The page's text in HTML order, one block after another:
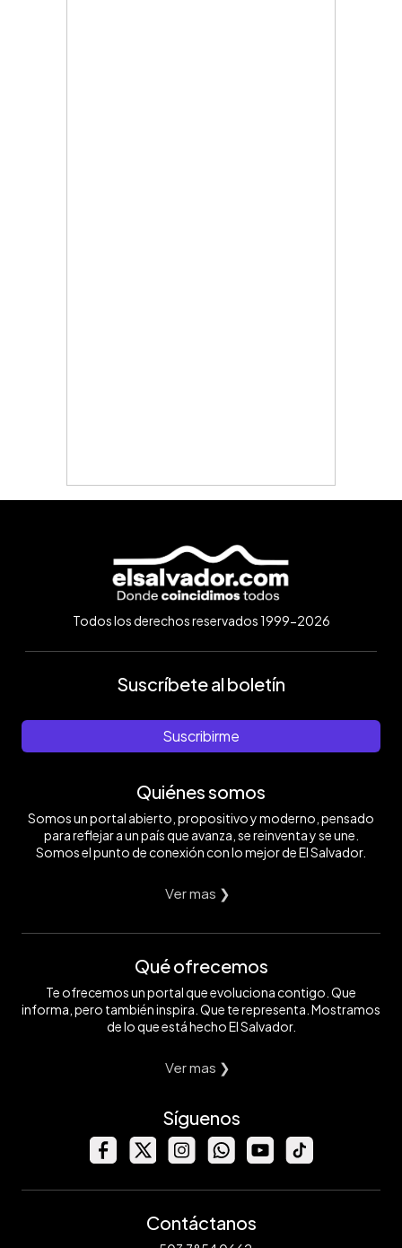
Todos los derechos reservados 1999-2026
Suscríbete al boletín
Suscribirme
Quiénes somos
Somos un portal abierto, propositivo y moderno, pensado
para reflejar a un país que avanza, se reinventa y se une.
Somos el punto de conexión con lo mejor de El Salvador.
Ver mas ❯
Qué ofrecemos
Te ofrecemos un portal que evoluciona contigo. Que
informa, pero también inspira. Que te representa. Mostramos
de lo que está hecho El Salvador.
Ver mas ❯
Síguenos
Contáctanos